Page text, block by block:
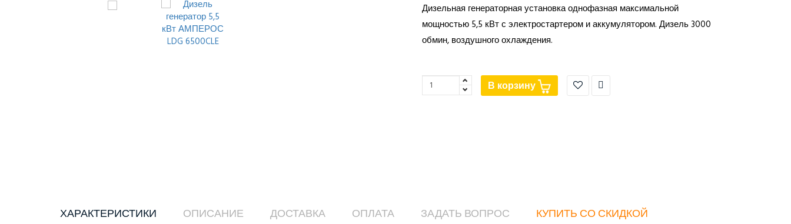
Дизельная генераторная установка однофазная максимальной
мощностью 5,5 кВт с электростартером и аккумулятором. Дизель 3000
обмин, воздушного охлаждения.
В корзину
ХАРАКТЕРИСТИКИ ОПИСАНИЕ ДОСТАВКА ОПЛАТА ЗАДАТЬ ВОПРОС КУПИТЬ СО СКИДКОЙ